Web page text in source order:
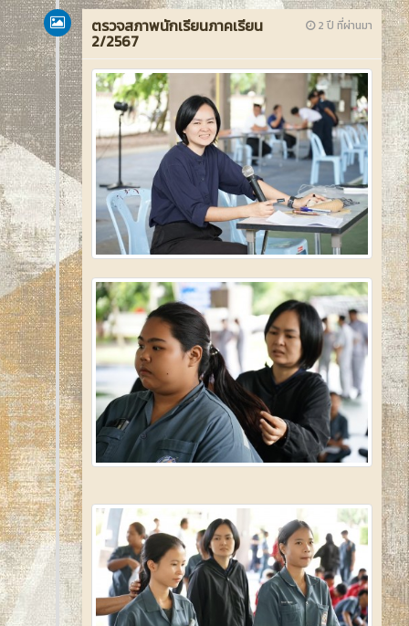
2 ปี ที่ผ่านมา
ตรวจสภาพนักเรียนภาคเรียน
2/2567